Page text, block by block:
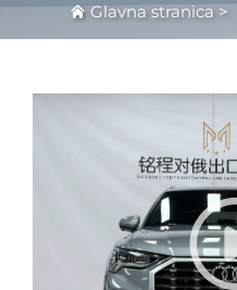
Glavna stranica>